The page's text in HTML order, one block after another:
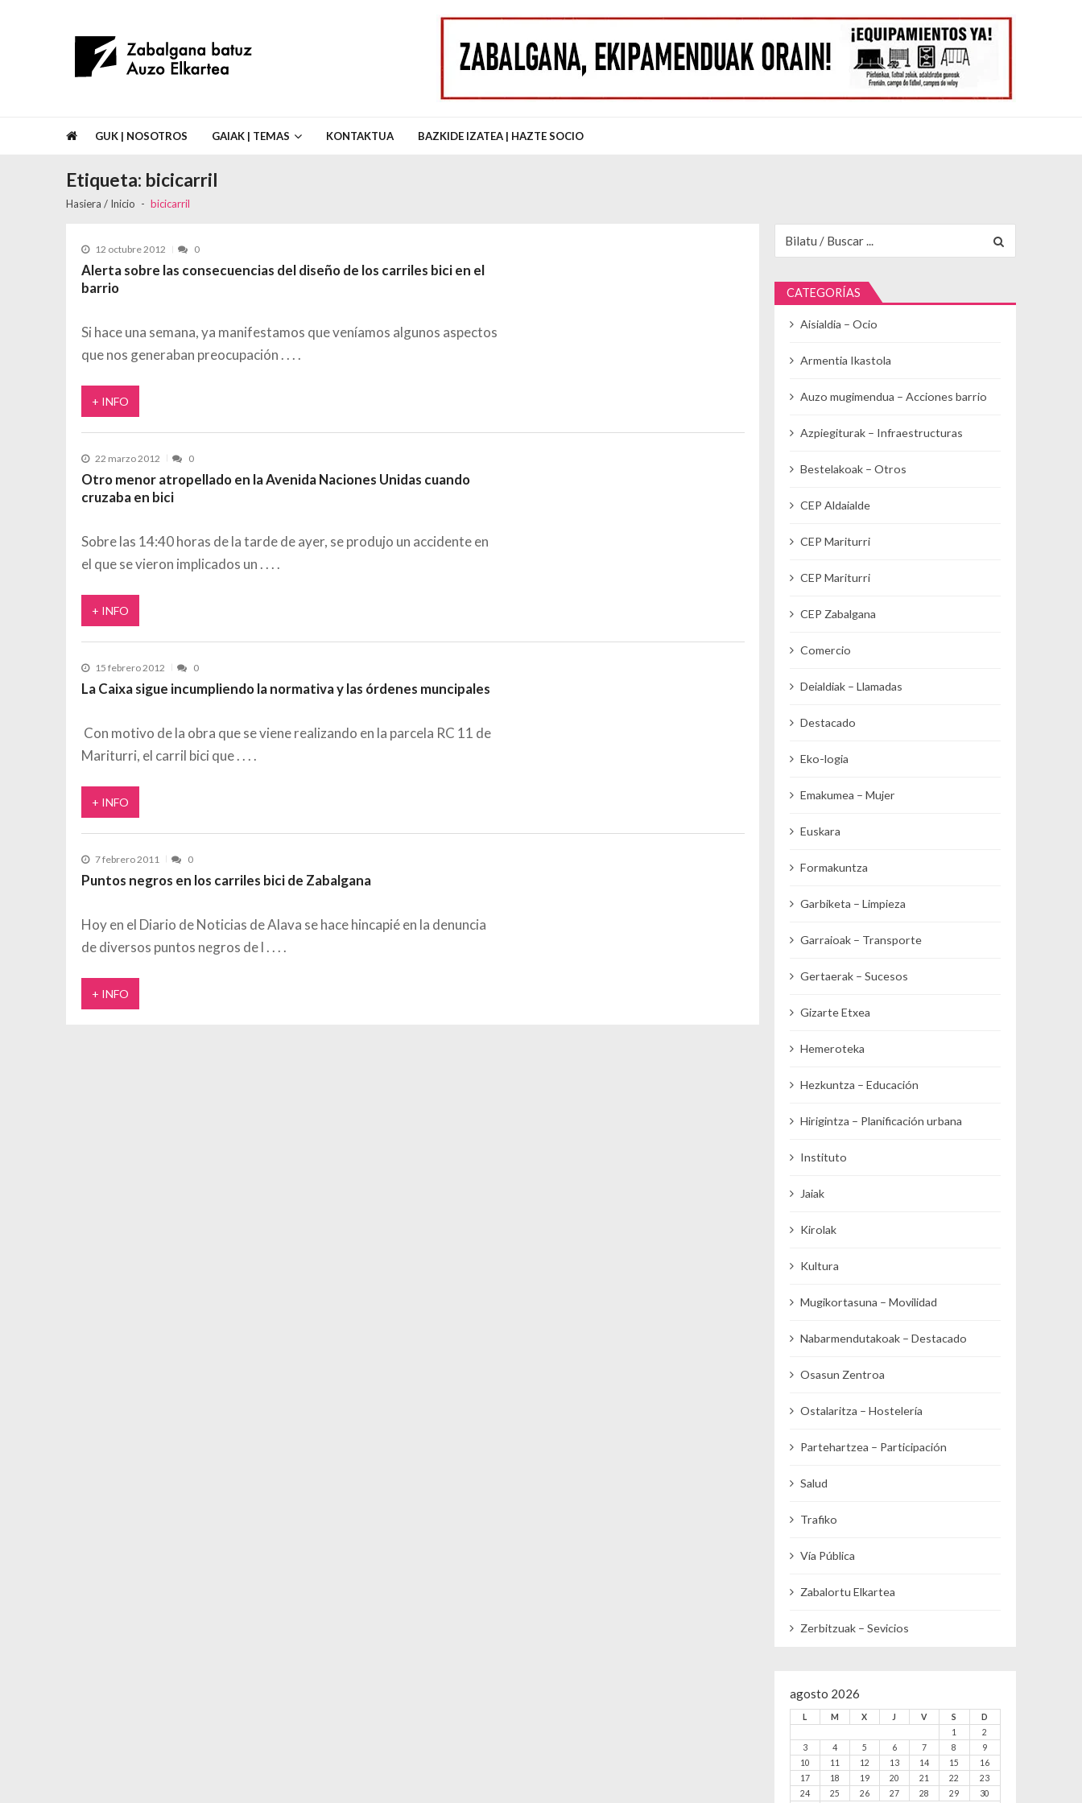
Asociación de Vecinos Zabalgana Batuz Auzo Elkartea
GUK | NOSOTROS GAIAK | TEMAS KONTAKTUA BAZKIDE IZATEA | HAZTE SOCIO
Etiqueta: bicicarril
Hasiera / Inicio bicicarril
12 octubre 2012 0
Alerta sobre las consecuencias del diseño de los carriles bici en el
barrio
Si hace una semana, ya manifestamos que veníamos algunos aspectos
que nos generaban preocupación
+ INFO
22 marzo 2012 0
Otro menor atropellado en la Avenida Naciones Unidas cuando
cruzaba en bici
Sobre las 14:40 horas de la tarde de ayer, se produjo un accidente en
el que se vieron implicados un
+ INFO
15 febrero 2012 0
La Caixa sigue incumpliendo la normativa y las órdenes muncipales
Con motivo de la obra que se viene realizando en la parcela RC 11 de
Mariturri, el carril bici que
+ INFO
7 febrero 2011 0
Puntos negros en los carriles bici de Zabalgana
Hoy en el Diario de Noticias de Alava se hace hincapié en la denuncia
de diversos puntos negros de l
+ INFO
CATEGORÍAS
Aisialdia – Ocio
Armentia Ikastola
Auzo mugimendua – Acciones barrio
Azpiegiturak – Infraestructuras
Bestelakoak – Otros
CEP Aldaialde
CEP Mariturri
CEP Mariturri
CEP Zabalgana
Comercio
Deialdiak – Llamadas
Destacado
Eko-logia
Emakumea – Mujer
Euskara
Formakuntza
Garbiketa – Limpieza
Garraioak – Transporte
Gertaerak – Sucesos
Gizarte Etxea
Hemeroteka
Hezkuntza – Educación
Hirigintza – Planificación urbana
Instituto
Jaiak
Kirolak
Kultura
Mugikortasuna – Movilidad
Nabarmendutakoak – Destacado
Osasun Zentroa
Ostalaritza – Hostelería
Partehartzea – Participación
Salud
Trafiko
Vía Pública
Zabalortu Elkartea
Zerbitzuak – Sevicios
agosto 2026
L M X J V S
D
1
2
3
4 5 6 7 8
9
10
11 12 13 14 15
16
17
18 19 20 21 22
23
24
25 26 27 28 29 30